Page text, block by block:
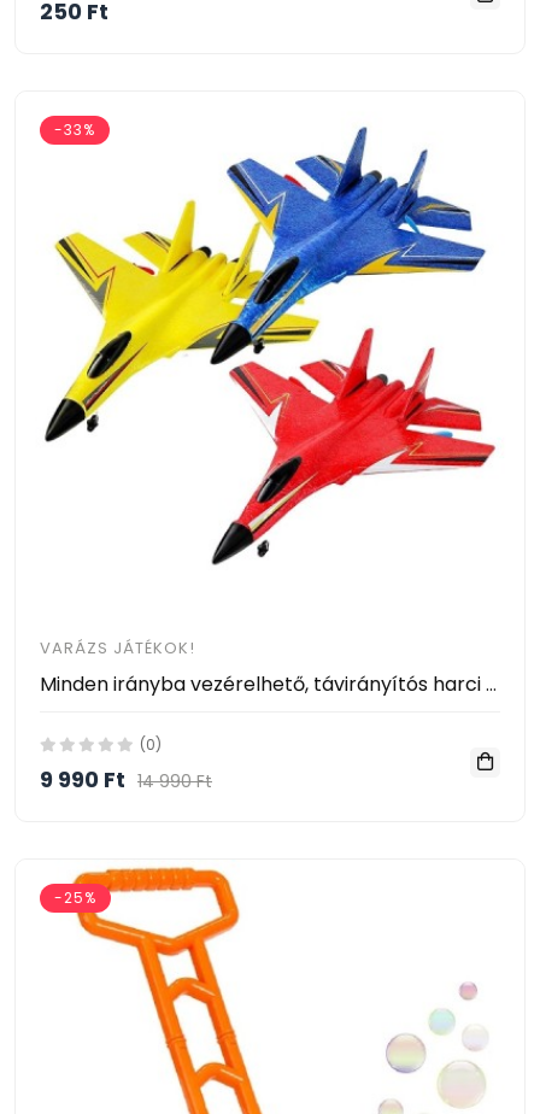
250 Ft
-33%
VARÁZS JÁTÉKOK!
Minden irányba vezérelhető, távirányítós harci repülőgép
(0)
9 990 Ft 14 990 Ft
-25%